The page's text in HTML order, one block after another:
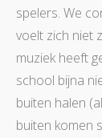
spelers. We
voelt zich niet
muziek heeft
school bijna
buiten halen
buiten komen